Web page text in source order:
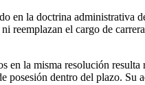
en la doctrina administrativa
reemplazan el cargo de
en la misma resolución
posesión dentro del plazo.